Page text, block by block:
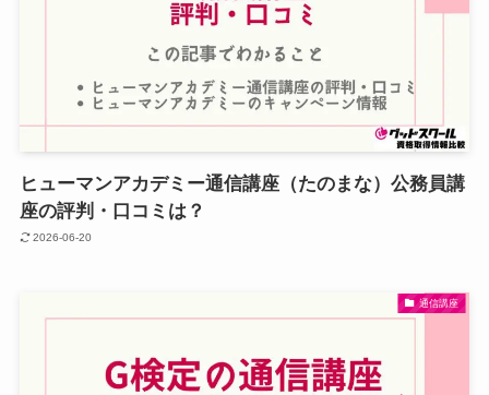
ヒューマンアカデミー通信講座（たのまな）公務員講
座の評判・口コミは？
2026-06-20
通信講座